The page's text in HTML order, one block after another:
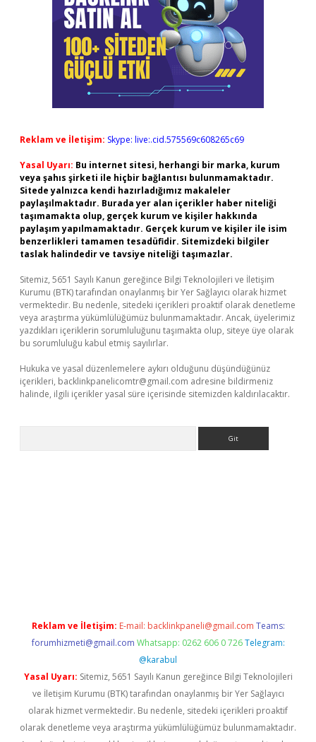
Reklam ve İletişim: Skype: live:.cid.575569c608265c69
Yasal Uyarı: Bu internet sitesi, herhangi bir marka, kurum
veya şahıs şirketi ile hiçbir bağlantısı bulunmamaktadır.
Sitede yalnızca kendi hazırladığımız makaleler
paylaşılmaktadır. Burada yer alan içerikler haber niteliği
taşımamakta olup, gerçek kurum ve kişiler hakkında
paylaşım yapılmamaktadır. Gerçek kurum ve kişiler ile isim
benzerlikleri tamamen tesadüfidir. Sitemizdeki bilgiler
taslak halindedir ve tavsiye niteliği taşımazlar.
Sitemiz, 5651 Sayılı Kanun gereğince Bilgi Teknolojileri ve İletişim
Kurumu (BTK) tarafından onaylanmış bir Yer Sağlayıcı olarak hizmet
vermektedir. Bu nedenle, sitedeki içerikleri proaktif olarak denetleme
veya araştırma yükümlülüğümüz bulunmamaktadır. Ancak, üyelerimiz
yazdıkları içeriklerin sorumluluğunu taşımakta olup, siteye üye olarak
bu sorumluluğu kabul etmiş sayılırlar.
Hukuka ve yasal düzenlemelere aykırı olduğunu düşündüğünüz
içerikleri, backlinkpanelicomtr@gmail.com adresine bildirmeniz
halinde, ilgili içerikler yasal süre içerisinde sitemizden kaldırılacaktır.
Reklam ve İletişim: E-mail: backlinkpaneli@gmail.com Teams:
forumhizmeti@gmail.com Whatsapp: 0262 606 0 726 Telegram:
@karabul
Yasal Uyarı: Sitemiz, 5651 Sayılı Kanun gereğince Bilgi Teknolojileri
ve İletişim Kurumu (BTK) tarafından onaylanmış bir Yer Sağlayıcı
olarak hizmet vermektedir. Bu nedenle, sitedeki içerikleri proaktif
olarak denetleme veya araştırma yükümlülüğümüz bulunmamaktadır.